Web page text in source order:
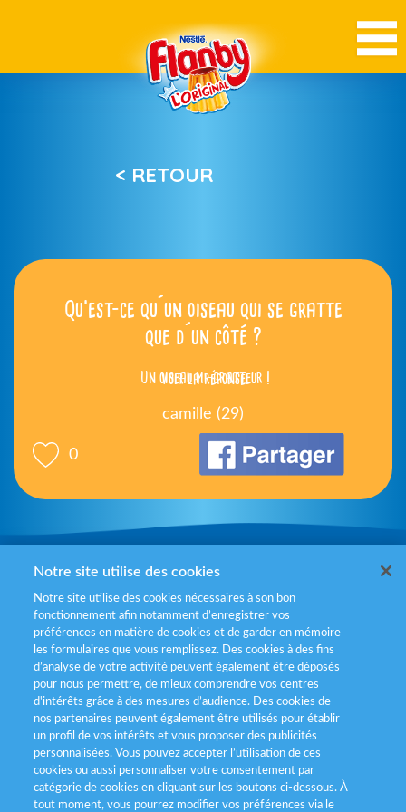
< RETOUR
Qu’est-ce qu´un oiseau qui se gratte
que d´un côté ?
Voir la réponse
Un oiseau mi-gratteur !
0
camille (29)
Mentions légales
Politiques de gestion des cookies
Politique données personnelles
Services consommateurs
Déclaration d’accessibilité
Notre site utilise des cookies
Notre site utilise des cookies nécessaires à son bon
fonctionnement afin notamment d’enregistrer vos
préférences en matière de cookies et de garder en mémoire
les formulaires que vous remplissez. Des cookies à des fins
d’analyse de votre activité peuvent également être déposés
pour nous permettre, de mieux comprendre vos centres
d'intérêts grâce à des mesures d’audience. Des cookies de
nos partenaires peuvent également être utilisés pour établir
un profil de vos intérêts et vous proposer des publicités
personnalisées. Vous pouvez accepter l’utilisation de ces
cookies ou aussi personnaliser votre consentement par
catégorie de cookies en cliquant sur les boutons ci-dessous. À
tout moment, vous pourrez modifier vos préférences via le